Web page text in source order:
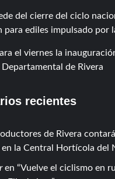
del cierre del ciclo
para ediles impulsado por
el viernes la
de Rivera
recientes
de Rivera
en la Central Hortícola del
en
Vuelve el ciclismo en